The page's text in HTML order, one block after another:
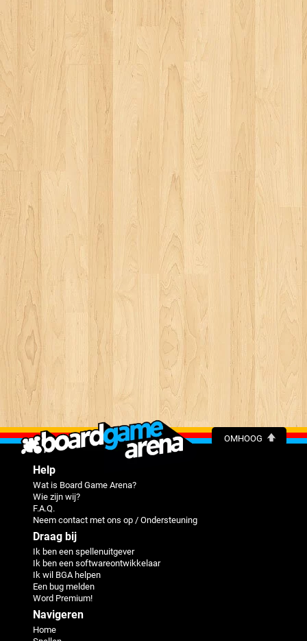
OMHOOG
Help
Wat is Board Game Arena?
Wie zijn wij?
F.A.Q.
Neem contact met ons op / Ondersteuning
Draag bij
Ik ben een spellenuitgever
Ik ben een softwareontwikkelaar
Ik wil BGA helpen
Een bug melden
Word Premium!
Navigeren
Home